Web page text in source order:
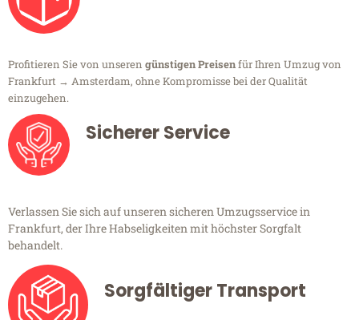
Profitieren Sie von unseren günstigen Preisenfür Ihren Umzug von
Frankfurt → Amsterdam, ohne Kompromisse bei der Qualität
einzugehen.
Sicherer Service
Verlassen Sie sich auf unseren sicheren Umzugsservice in
Frankfurt, der Ihre Habseligkeiten mit höchster Sorgfalt
behandelt.
Sorgfältiger Transport